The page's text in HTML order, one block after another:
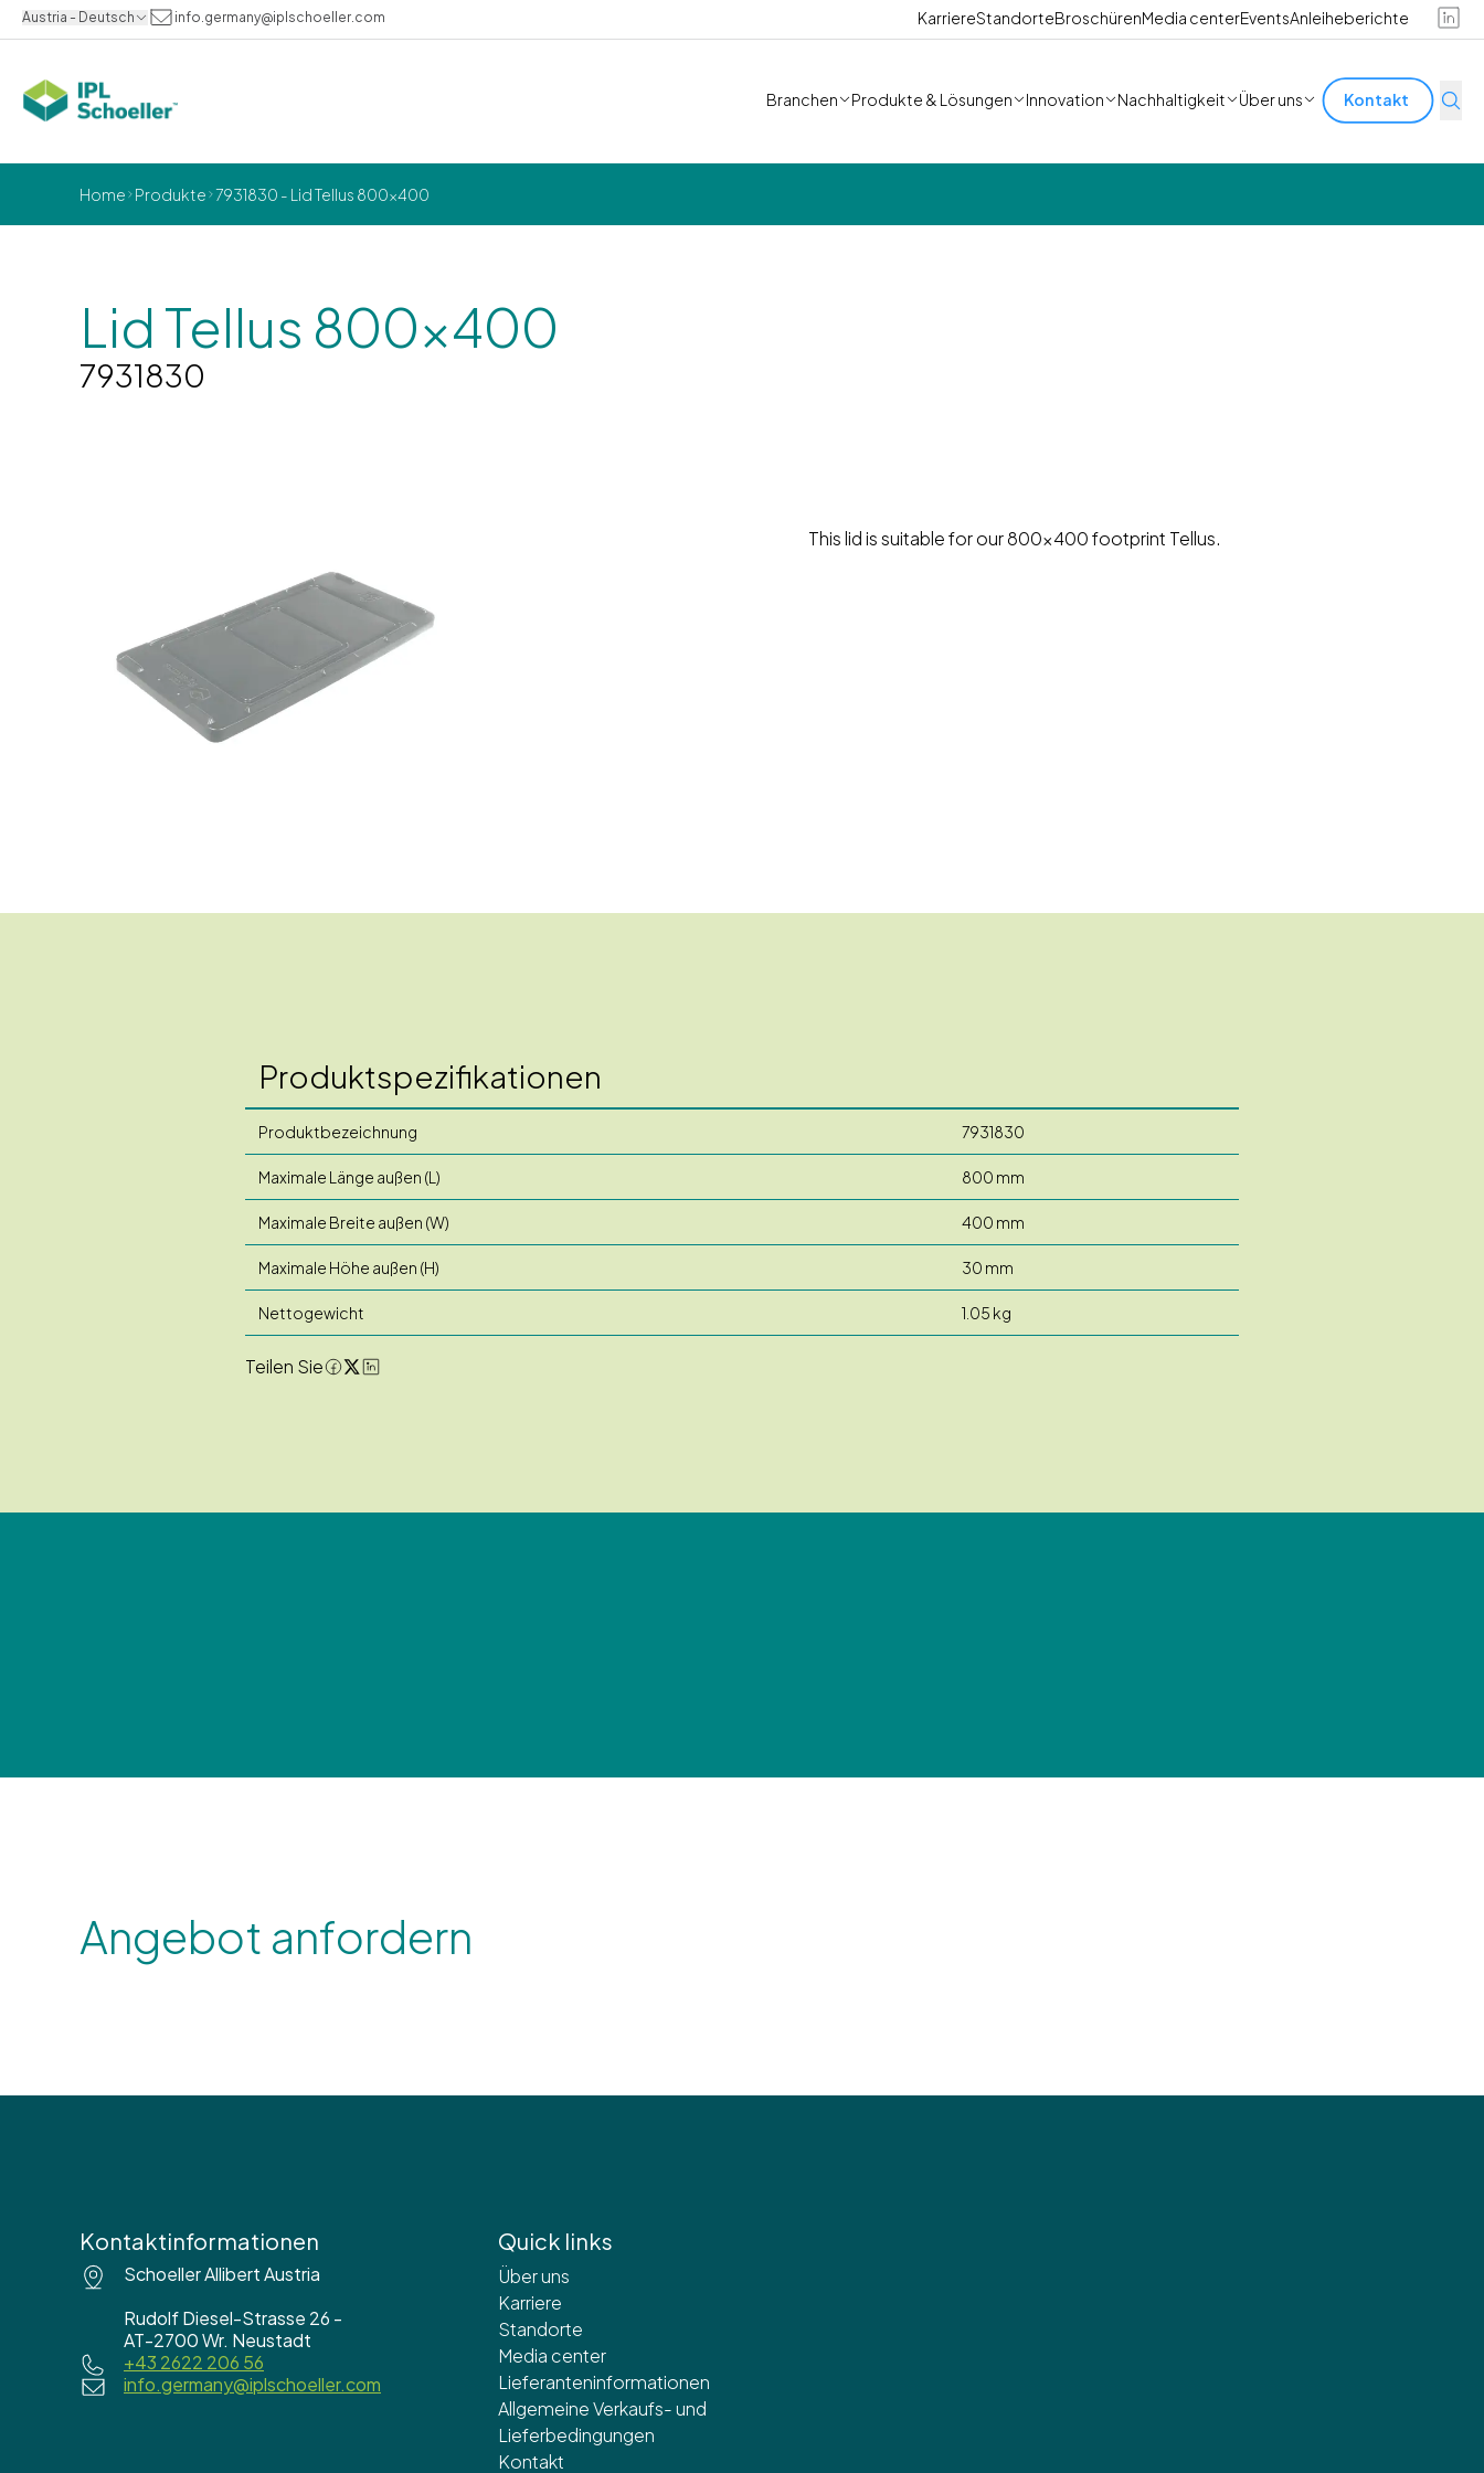
Austria - Deutsch info.germany@iplschoeller.com KarriereStandorteBroschürenMedia centerEventsAnleiheberichte
Branchen Produkte & Lösungen Innovation Nachhaltigkeit Über uns Kontakt
Home Produkte 7931830 - Lid Tellus 800x400
Lid Tellus 800x400
7931830
This lid is suitable for our 800x400 footprint Tellus.
Produktspezifikationen
Produktbezeichnung 7931830
Maximale Länge außen (L) 800 mm
Maximale Breite außen (W) 400 mm
Maximale Höhe außen (H) 30 mm
Nettogewicht 1.05 kg
Teilen Sie
Angebot anfordern
Kontaktinformationen
Schoeller Allibert Austria
Rudolf Diesel-Strasse 26 -
AT-2700 Wr. Neustadt
+43 2622 206 56
info.germany@iplschoeller.com
Quick links
Über uns
Karriere
Standorte
Media center
Lieferanteninformationen
Allgemeine Verkaufs- und
Lieferbedingungen
Kontakt